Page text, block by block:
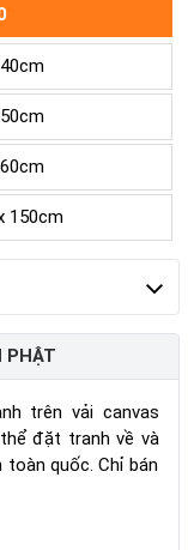
150cm
PHẬT
trên vải canvas
đặt tranh về và
quốc. Chỉ bán